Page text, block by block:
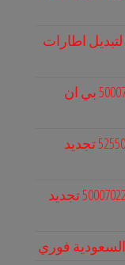
اطارات
اشتراك Bein Sport المملكة 50007022 بي ان
اشتراك Bein Sport بالكويت 52550550 تجديد
اشتراك Bein كونكت اون لاين 50007022 تجديد
فوري